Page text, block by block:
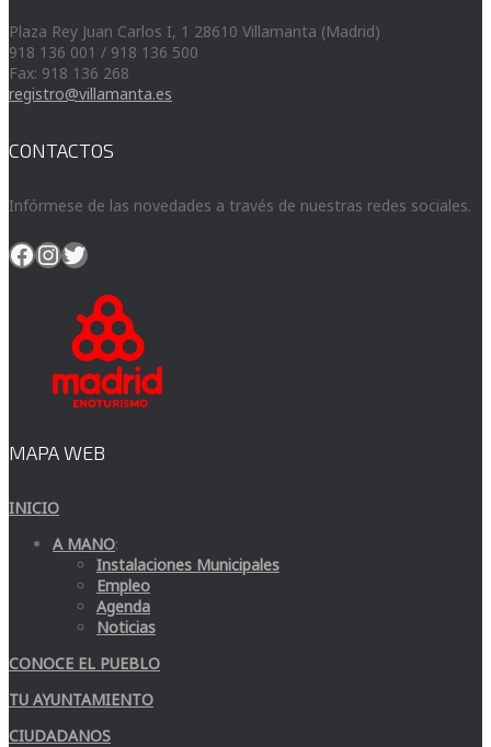
Plaza Rey Juan Carlos I, 1 28610 Villamanta (Madrid)
918 136 001 / 918 136 500
Fax: 918 136 268
registro@villamanta.es
CONTACTOS
Infórmese de las novedades a través de nuestras redes sociales.
Facebook
Instagram
Twitter
MAPA WEB
INICIO
A MANO:
Instalaciones Municipales
Empleo
Agenda
Noticias
CONOCE EL PUEBLO
TU AYUNTAMIENTO
CIUDADANOS